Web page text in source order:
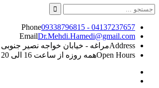
Search
for:
Phone09338796815 - 04137237657
EmailDr.Mehdi.Hamedi@gmail.com
Addressمراغه - خیابان خواجه نصیر جنوبی -
Open Hoursهمه روزه از ساعت 16 الی 20